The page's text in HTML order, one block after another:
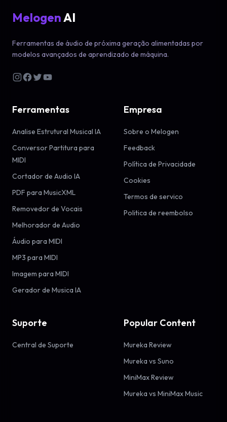
MelogenAI
Ferramentas de áudio de próxima geração alimentadas por
modelos avançados de aprendizado de máquina.
Ferramentas
Analise Estrutural Musical IA
Conversor Partitura para
MIDI
Cortador de Audio IA
PDF para MusicXML
Removedor de Vocais
Melhorador de Audio
Áudio para MIDI
MP3 para MIDI
Imagem para MIDI
Gerador de Musica IA
Empresa
Sobre o Melogen
Feedback
Política de Privacidade
Cookies
Termos de servico
Politica de reembolso
Suporte
Central de Suporte
Popular Content
Mureka Review
Mureka vs Suno
MiniMax Review
Mureka vs MiniMax Music